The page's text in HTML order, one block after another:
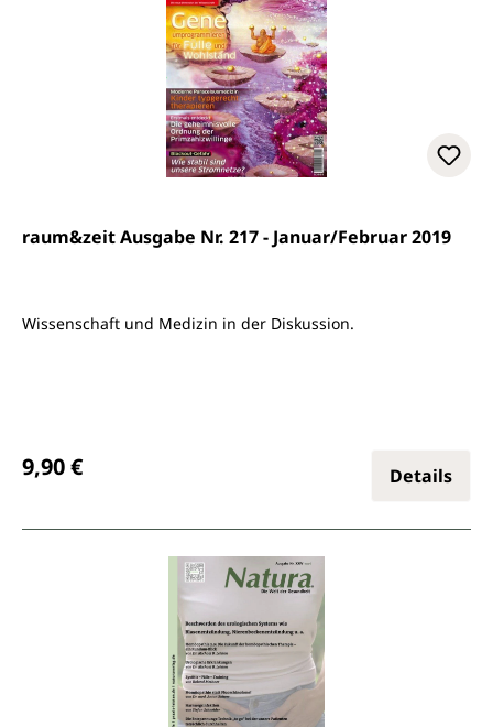
raum&zeit Ausgabe Nr. 217 - Januar/Februar 2019
Wissenschaft und Medizin in der Diskussion.
9,90 € Details